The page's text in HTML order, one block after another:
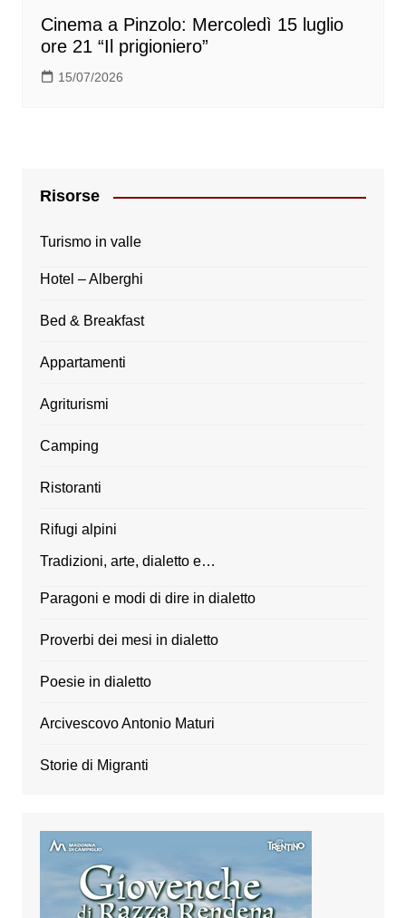
Cinema a Pinzolo: Mercoledì 15 luglio
ore 21 “Il prigioniero”
15/07/2026
Risorse
Turismo in valle
Hotel – Alberghi
Bed & Breakfast
Appartamenti
Agriturismi
Camping
Ristoranti
Rifugi alpini
Tradizioni, arte, dialetto e…
Paragoni e modi di dire in dialetto
Proverbi dei mesi in dialetto
Poesie in dialetto
Arcivescovo Antonio Maturi
Storie di Migranti